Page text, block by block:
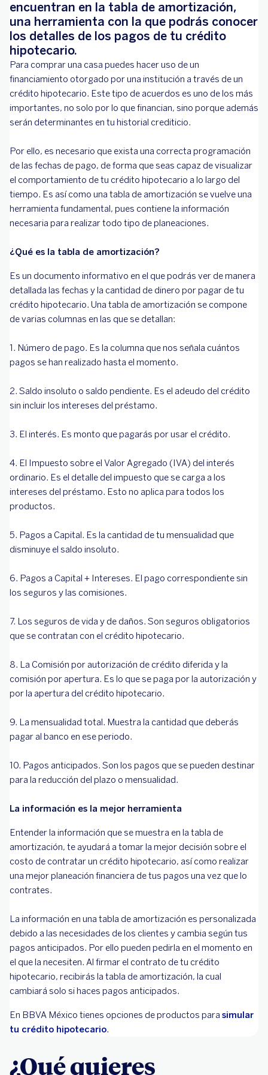
encuentran en la tabla de amortización,
una herramienta con la que podrás conocer
los detalles de los pagos de tu crédito
hipotecario.
Para comprar una casa puedes hacer uso de un
financiamiento otorgado por una institución a través de un
crédito hipotecario. Este tipo de acuerdos es uno de los más
importantes, no solo por lo que financian, sino porque además
serán determinantes en tu historial crediticio.
Por ello, es necesario que exista una correcta programación
de las fechas de pago, de forma que seas capaz de visualizar
el comportamiento de tu crédito hipotecario a lo largo del
tiempo. Es así como una tabla de amortización se vuelve una
herramienta fundamental, pues contiene la información
necesaria para realizar todo tipo de planeaciones.
¿Qué es la tabla de amortización?
Es un documento informativo en el que podrás ver de manera
detallada las fechas y la cantidad de dinero por pagar de tu
crédito hipotecario. Una tabla de amortización se compone
de varias columnas en las que se detallan:
1. Número de pago. Es la columna que nos señala cuántos
pagos se han realizado hasta el momento.
2. Saldo insoluto o saldo pendiente. Es el adeudo del crédito
sin incluir los intereses del préstamo.
3. El interés. Es monto que pagarás por usar el crédito.
4. El Impuesto sobre el Valor Agregado (IVA) del interés
ordinario. Es el detalle del impuesto que se carga a los
intereses del préstamo. Esto no aplica para todos los
productos.
5. Pagos a Capital. Es la cantidad de tu mensualidad que
disminuye el saldo insoluto.
6. Pagos a Capital + Intereses. El pago correspondiente sin
los seguros y las comisiones.
7. Los seguros de vida y de daños. Son seguros obligatorios
que se contratan con el crédito hipotecario.
8. La Comisión por autorización de crédito diferida y la
comisión por apertura. Es lo que se paga por la autorización y
por la apertura del crédito hipotecario.
9. La mensualidad total. Muestra la cantidad que deberás
pagar al banco en ese periodo.
10. Pagos anticipados. Son los pagos que se pueden destinar
para la reducción del plazo o mensualidad.
La información es la mejor herramienta
Entender la información que se muestra en la tabla de
amortización, te ayudará a tomar la mejor decisión sobre el
costo de contratar un crédito hipotecario, así como realizar
una mejor planeación financiera de tus pagos una vez que lo
contrates.
La información en una tabla de amortización es personalizada
debido a las necesidades de los clientes y cambia según tus
pagos anticipados. Por ello pueden pedirla en el momento en
el que la necesiten. Al firmar el contrato de tu crédito
hipotecario, recibirás la tabla de amortización, la cual
cambiará solo si haces pagos anticipados.
En BBVA México tienes opciones de productos para simular
tu crédito hipotecario.
¿Qué quieres